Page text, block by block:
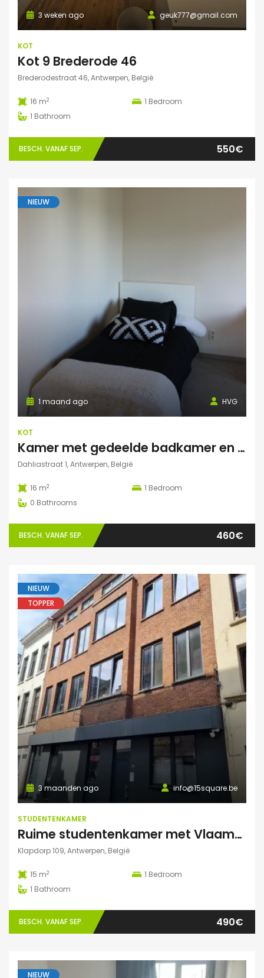
geuk777@gmail.com
3 weken ago
KOT
Kot 9 Brederode 46
Brederodestraat 46, Antwerpen, België
16 m2 1 Bedroom
1 Bathroom
BESCH. VANAF SEP. 550€
NIEUW
HVG
1 maand ago
KOT
Kamer met gedeelde badkamer en keuken
Dahliastraat 1, Antwerpen, België
16 m2 1 Bedroom
0 Bathrooms
BESCH. VANAF SEP. 460€
NIEUW
TOPPER
info@15square.be
3 maanden ago
STUDENTENKAMER
Ruime studentenkamer met Vlaams kotlabel, voorzien van eigen douche en lavabo, in kleinschalige residentie
Klapdorp 109, Antwerpen, België
15 m2 1 Bedroom
1 Bathroom
BESCH. VANAF SEP. 490€
NIEUW